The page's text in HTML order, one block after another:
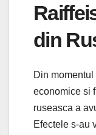
din
Din
economice si
ruseasca a
Efectele s-au